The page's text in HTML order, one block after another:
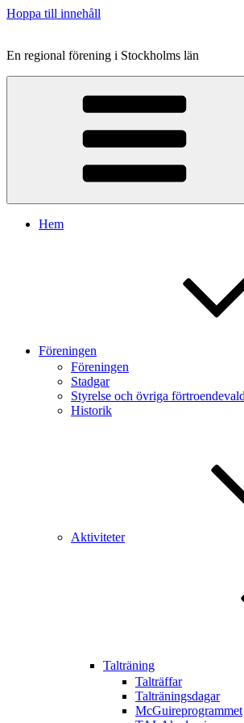
Hoppa till innehåll
En regional förening i Stockholms län
Hem
Föreningen
Föreningen
Stadgar
Styrelse och övriga
Historik
Aktiviteter
Talträning
Talträffar
Talträningsdagar
McGuireprogrammet